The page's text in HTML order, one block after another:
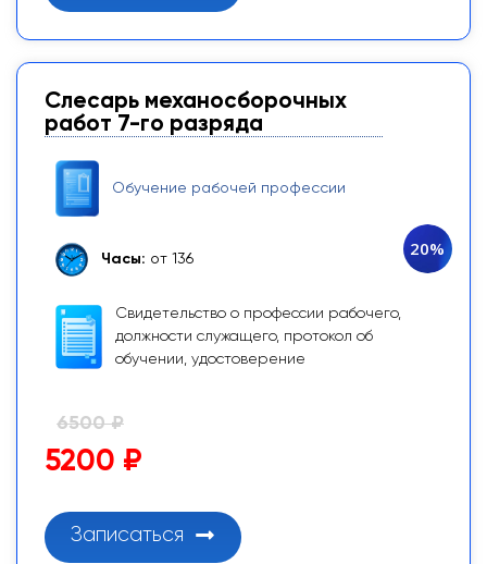
Слесарь механосборочных
работ 7-го разряда
Обучение рабочей профессии
Часы: от 136
Свидетельство о профессии рабочего,
должности служащего, протокол об
обучении, удостоверение
20%
6500 ₽
5200 ₽
Записаться